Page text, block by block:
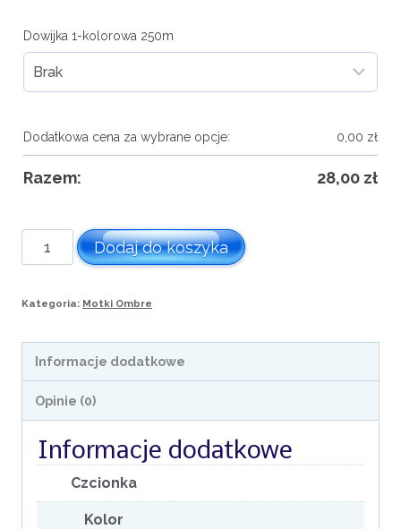
Dowijka 1-kolorowa 250m
Dodatkowa cena za wybrane opcje: 0,00 zł
Razem: 28,00 zł
ilość
Motek
ombre
027
Dodaj do koszyka
Kategoria: Motki Ombre
Informacje dodatkowe
Opinie (0)
Informacje dodatkowe
Czcionka
Kolor